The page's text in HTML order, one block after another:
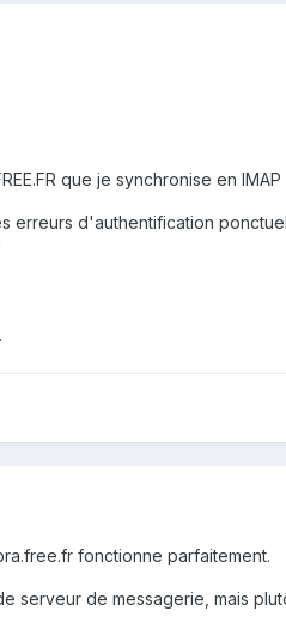
que je synchronise en
erreurs d'authentification
fonctionne parfaitement.
serveur de messagerie, mais